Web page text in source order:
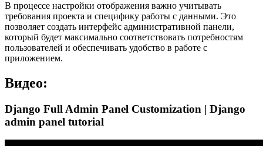
В процессе настройки отображения важно учитывать
требования проекта и специфику работы с данными. Это
позволяет создать интерфейс административной панели,
который будет максимально соответствовать потребностям
пользователей и обеспечивать удобство в работе с
приложением.
Видео:
Django Full Admin Panel Customization | Django
admin panel tutorial